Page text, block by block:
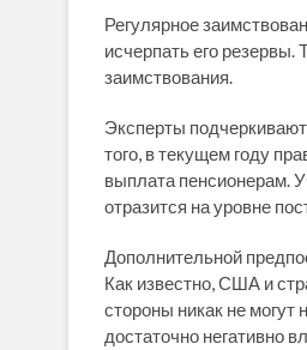
Регулярное
исчерпать его
заимствования.
Эксперты
того, в текущем году
выплата пенсионерам.
отразится на уровне
Дополнительной
Как известно, США и
стороны никак не
достаточно негативно